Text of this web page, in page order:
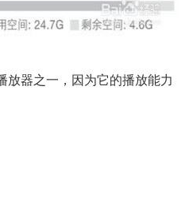
放器之一，因为它的播放能力